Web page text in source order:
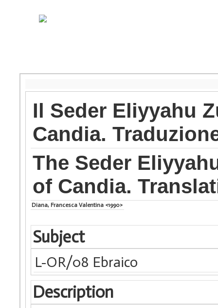
Il Seder Eliyyahu
Candia.
The Seder
of Candia.
Diana, Francesca Valentina <1990>
Subject
L-OR/08 Ebraico
Description